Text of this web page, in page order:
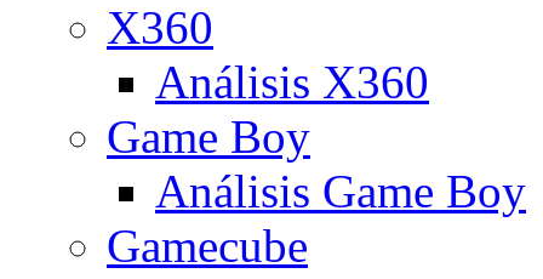
X360
Análisis X360
Game Boy
Análisis Game Boy
Gamecube